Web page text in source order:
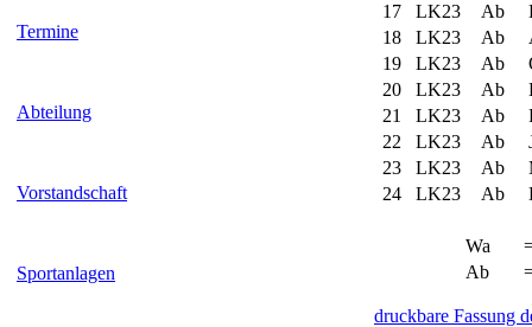
Termine
Abteilung
Vorstandschaft
Sportanlagen
17
LK23 Ab
18
LK23 Ab
19
LK23 Ab
20
LK23 Ab
21
LK23 Ab
22
LK23 Ab
23
LK23 Ab
24
LK23 Ab
Wa
Ab
druckbare Fassung